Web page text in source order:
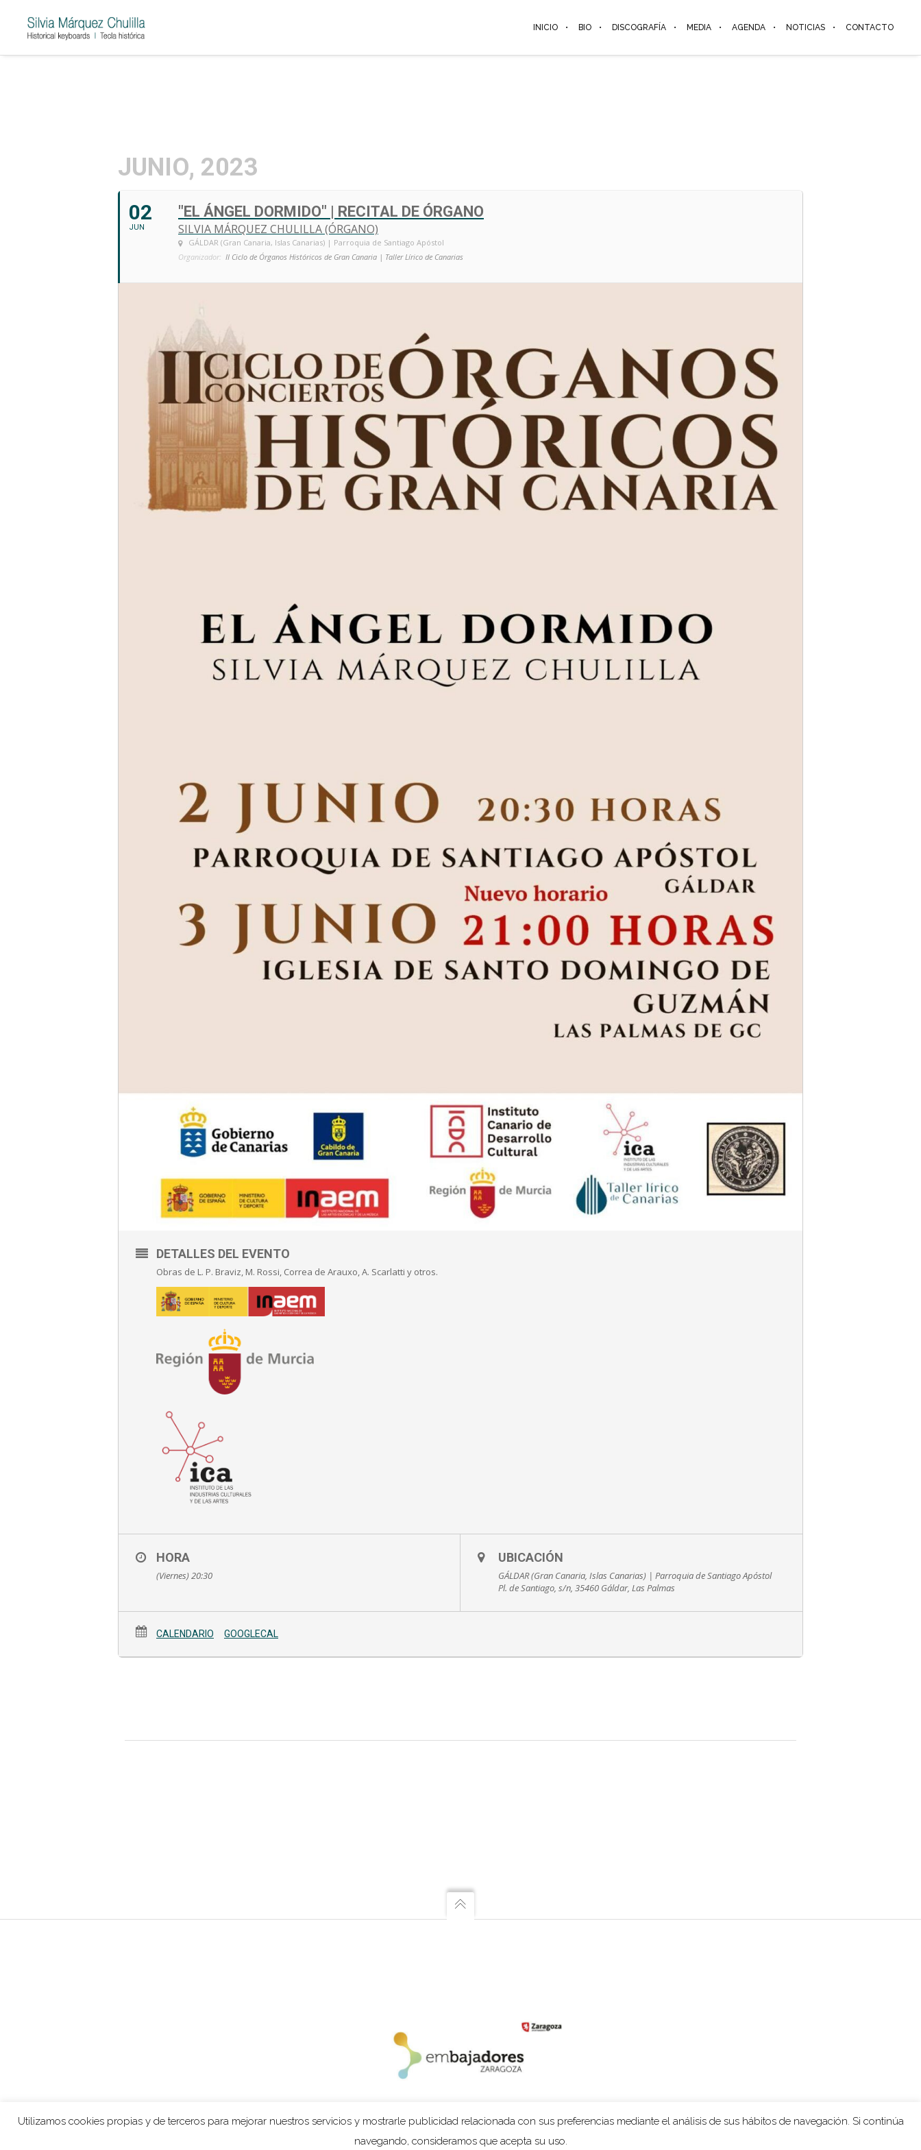
INICIO BIO DISCOGRAFÍA MEDIA AGENDA NOTICIAS CONTACTO
JUNIO, 2023
02
JUN
"EL ÁNGEL DORMIDO" | RECITAL DE ÓRGANO
SILVIA MÁRQUEZ CHULILLA (ÓRGANO)
GÁLDAR (Gran Canaria, Islas Canarias) | Parroquia de Santiago Apóstol
Organizador: II Ciclo de Órganos Históricos de Gran Canaria | Taller Lírico de Canarias
DETALLES DEL EVENTO
Obras de L. P. Braviz, M. Rossi, Correa de Arauxo, A. Scarlatti y otros.
HORA
(Viernes) 20:30
UBICACIÓN
GÁLDAR (Gran Canaria, Islas Canarias) | Parroquia de Santiago Apóstol
Pl. de Santiago, s/n, 35460 Gáldar, Las Palmas
CALENDARIO GOOGLECAL
Utilizamos cookies propias y de terceros para mejorar nuestros servicios y mostrarle publicidad relacionada con sus preferencias mediante el análisis de sus hábitos de navegación. Si continúa
navegando, consideramos que acepta su uso.